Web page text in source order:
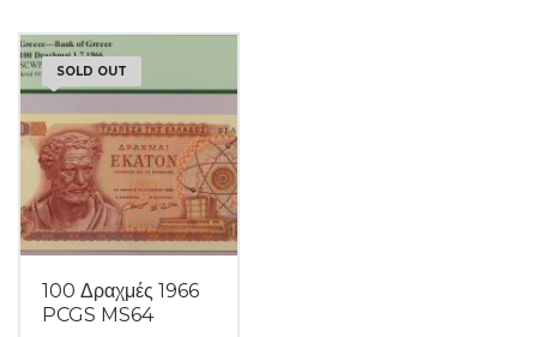
SOLD OUT
100 Δραχμές 1966
PCGS MS64